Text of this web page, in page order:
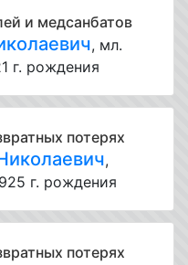
и медсанбатов
, мл.
г. рождения
потерях
,
г. рождения
потерях